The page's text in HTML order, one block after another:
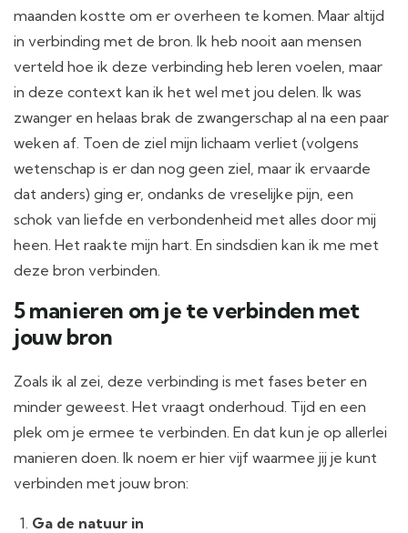
maanden kostte om er overheen te komen. Maar altijd
in verbinding met de bron. Ik heb nooit aan mensen
verteld hoe ik deze verbinding heb leren voelen, maar
in deze context kan ik het wel met jou delen. Ik was
zwanger en helaas brak de zwangerschap al na een paar
weken af. Toen de ziel mijn lichaam verliet (volgens
wetenschap is er dan nog geen ziel, maar ik ervaarde
dat anders) ging er, ondanks de vreselijke pijn, een
schok van liefde en verbondenheid met alles door mij
heen. Het raakte mijn hart. En sindsdien kan ik me met
deze bron verbinden.
5 manieren om je te verbinden met
jouw bron
Zoals ik al zei, deze verbinding is met fases beter en
minder geweest. Het vraagt onderhoud. Tijd en een
plek om je ermee te verbinden. En dat kun je op allerlei
manieren doen. Ik noem er hier vijf waarmee jij je kunt
verbinden met jouw bron:
Ga de natuur in